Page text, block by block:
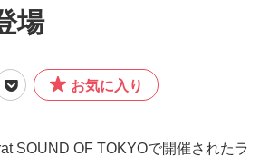
活
イル
ン
場
お気に入り
SOUND OF TOKYOで開催されたラ